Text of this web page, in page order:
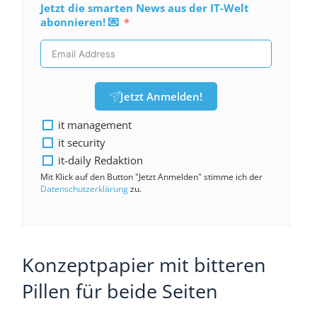
Jetzt die smarten News aus der IT-Welt
abonnieren! 💌
Jetzt Anmelden!
it management
it security
it-daily Redaktion
Mit Klick auf den Button "Jetzt Anmelden" stimme ich der
Datenschutzerklärungzu.
Konzeptpapier mit bitteren
Pillen für beide Seiten